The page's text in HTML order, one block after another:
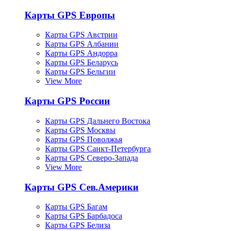
Карты GPS Европы
Карты GPS Австрии
Карты GPS Албании
Карты GPS Андорра
Карты GPS Беларусь
Карты GPS Бельгии
View More
Карты GPS России
Карты GPS Дальнего Востока
Карты GPS Москвы
Карты GPS Поволжья
Карты GPS Санкт-Петербурга
Карты GPS Северо-Запада
View More
Карты GPS Сев.Америки
Карты GPS Багам
Карты GPS Барбадоса
Карты GPS Белиза